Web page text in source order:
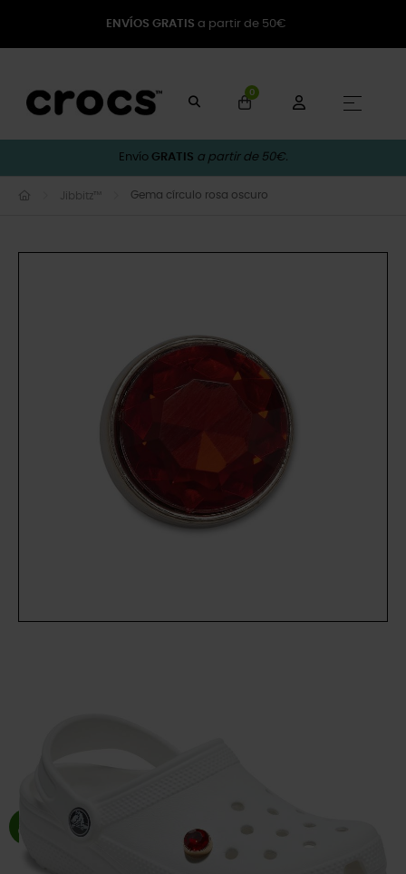
ENVÍOS GRATIS a partir de 50€
0
☰
Envío GRATIS a partir de 50€.
Jibbitz™ Gema círculo rosa oscuro